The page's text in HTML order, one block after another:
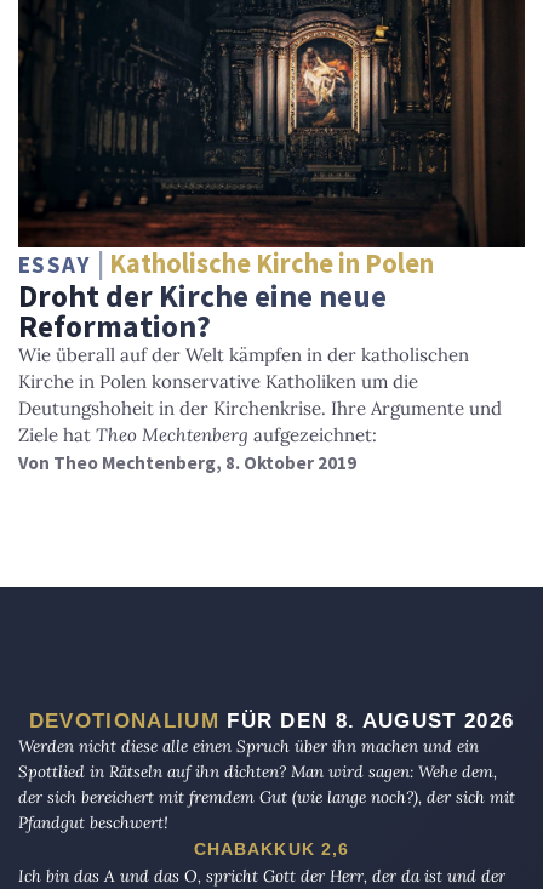
ESSAY Katholische Kirche in Polen
Droht der Kirche eine neue
Reformation?
Wie überall auf der Welt kämpfen in der katholischen
Kirche in Polen konservative Katholiken um die
Deutungshoheit in der Kirchenkrise. Ihre Argumente und
Ziele hat Theo Mechtenberg aufgezeichnet:
Von Theo Mechtenberg, 8. Oktober 2019
DEVOTIONALIUM
FÜR DEN 8. AUGUST 2026
Werden nicht diese alle einen Spruch über ihn machen und ein
Spottlied in Rätseln auf ihn dichten? Man wird sagen: Wehe dem,
der sich bereichert mit fremdem Gut (wie lange noch?), der sich mit
Pfandgut beschwert!
CHABAKKUK 2,6
Ich bin das A und das O, spricht Gott der Herr, der da ist und der